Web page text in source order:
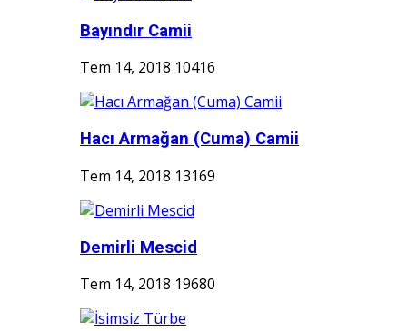
Bayındır Camii
Tem 14, 2018 10416
Hacı Armağan (Cuma) Camii
Tem 14, 2018 13169
Demirli Mescid
Tem 14, 2018 19680